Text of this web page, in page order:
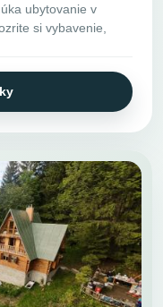
ubytovanie v
si vybavenie,